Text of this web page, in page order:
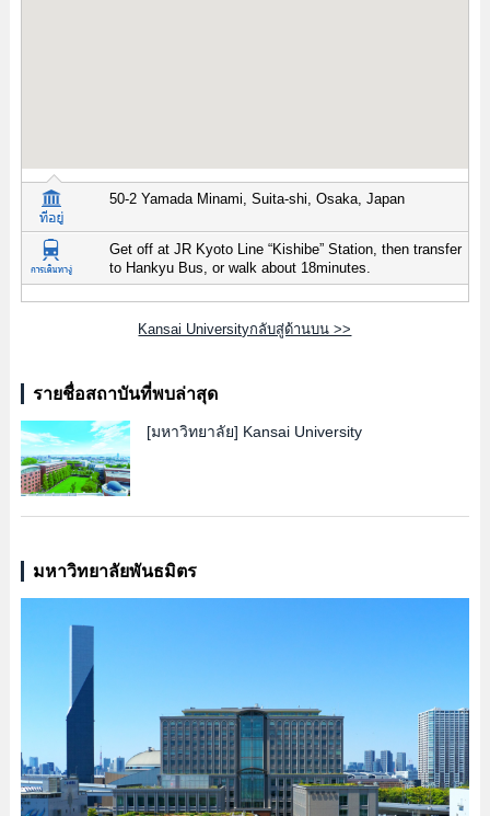
50-2 Yamada Minami, Suita-shi, Osaka, Japan
Get off at JR Kyoto Line “Kishibe” Station, then transfer
to Hankyu Bus, or walk about 18minutes.
Kansai Universityกลับสู่ด้านบน >>
รายชื่อสถาบันที่พบล่าสุด
[มหาวิทยาลัย] Kansai University
มหาวิทยาลัยพันธมิตร